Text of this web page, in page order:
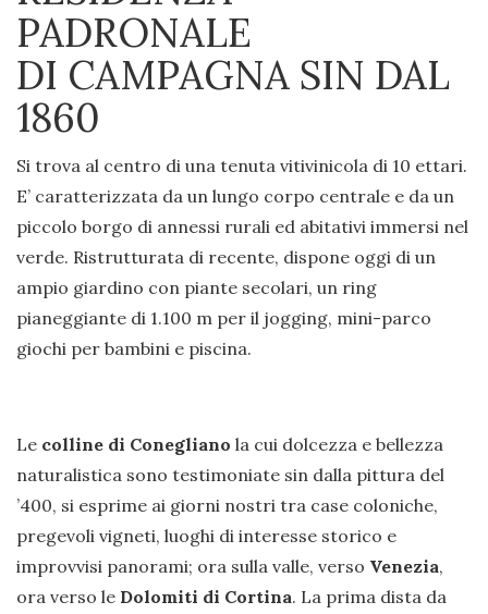
PADRONALE
DI CAMPAGNA SIN DAL
1860
Si trova al centro di una tenuta vitivinicola di 10 ettari.
E’ caratterizzata da un lungo corpo centrale e da un
piccolo borgo di annessi rurali ed abitativi immersi nel
verde. Ristrutturata di recente, dispone oggi di un
ampio giardino con piante secolari, un ring
pianeggiante di 1.100 m per il jogging, mini-parco
giochi per bambini e piscina.
Le colline di Conegliano la cui dolcezza e bellezza
naturalistica sono testimoniate sin dalla pittura del
’400, si esprime ai giorni nostri tra case coloniche,
pregevoli vigneti, luoghi di interesse storico e
improvvisi panorami; ora sulla valle, verso Venezia,
ora verso le Dolomiti di Cortina. La prima dista da